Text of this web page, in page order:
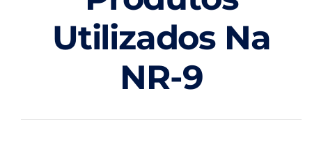
ProdutosUtilizados Na
NR-9